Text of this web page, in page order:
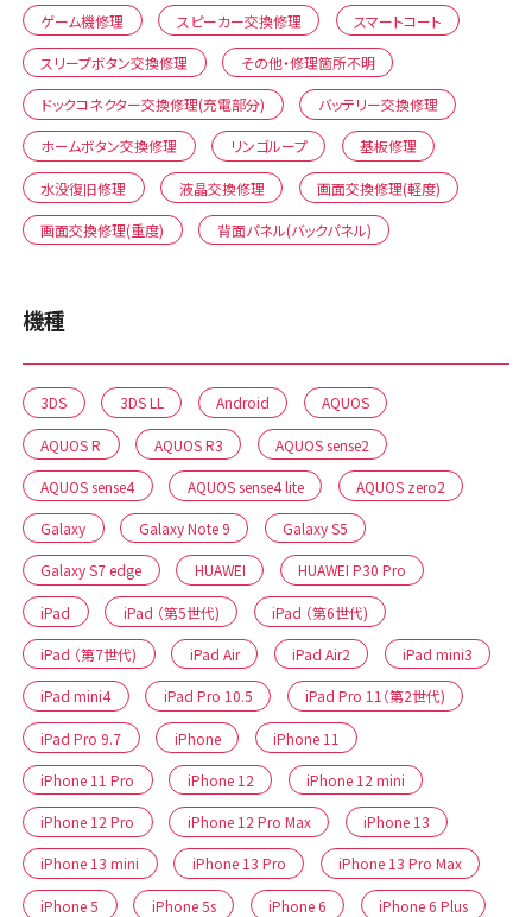
ゲーム機修理 スピーカー交換修理 スマートコート
スリープボタン交換修理 その他・修理箇所不明
ドックコネクター交換修理(充電部分) バッテリー交換修理
ホームボタン交換修理 リンゴループ 基板修理
水没復旧修理 液晶交換修理 画面交換修理(軽度)
画面交換修理(重度) 背面パネル(バックパネル)
機種
3DS 3DS LL Android AQUOS
AQUOS R AQUOS R3 AQUOS sense2
AQUOS sense4 AQUOS sense4 lite AQUOS zero2
Galaxy Galaxy Note 9 Galaxy S5
Galaxy S7 edge HUAWEI HUAWEI P30 Pro
iPad iPad （第5世代) iPad （第6世代)
iPad （第7世代) iPad Air iPad Air2 iPad mini3
iPad mini4 iPad Pro 10.5 iPad Pro 11（第2世代)
iPad Pro 9.7 iPhone iPhone 11
iPhone 11 Pro iPhone 12 iPhone 12 mini
iPhone 12 Pro iPhone 12 Pro Max iPhone 13
iPhone 13 mini iPhone 13 Pro iPhone 13 Pro Max
iPhone 5 iPhone 5s iPhone 6 iPhone 6 Plus